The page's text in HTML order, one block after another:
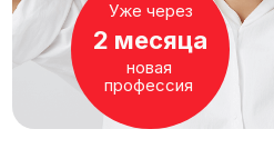
2 месяца
Уже через
новая
профессия